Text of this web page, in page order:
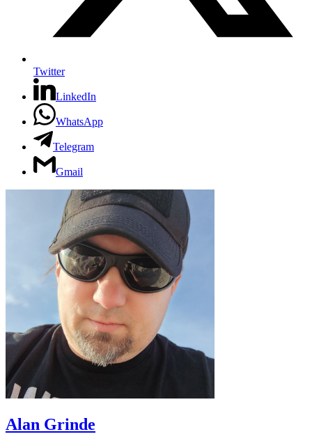
Twitter
LinkedIn
WhatsApp
Telegram
Gmail
Alan Grinde